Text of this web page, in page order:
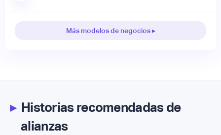
Más modelos de negocios ▸
▸Historias recomendadas de
alianzas